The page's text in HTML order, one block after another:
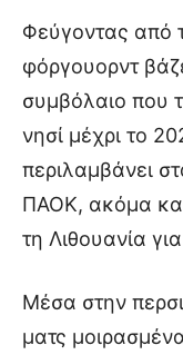
Φεύγοντας από
φόργουορντ
συμβόλαιο που
νησί μέχρι το
περιλαμβάνει
ΠΑΟΚ, ακόμα
τη Λιθουανία
Μέσα στην
ματς